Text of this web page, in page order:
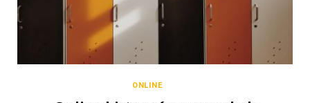
ONLINE